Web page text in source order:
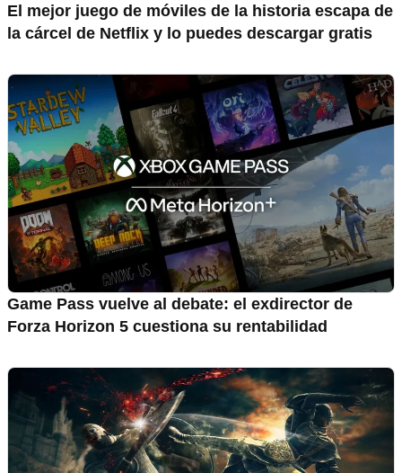
El mejor juego de móviles de la historia escapa de
la cárcel de Netflix y lo puedes descargar gratis
Game Pass vuelve al debate: el exdirector de
Forza Horizon 5 cuestiona su rentabilidad